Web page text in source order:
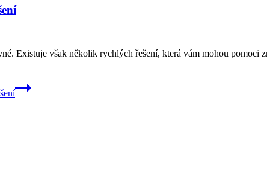
Existuje však několik rychlých řešení, která vám mohou